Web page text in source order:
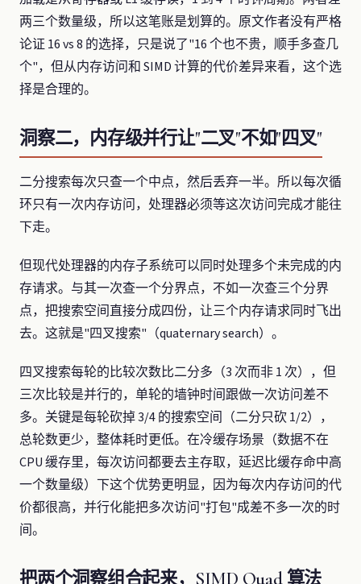
两三个数量级，所以这笔账是划算的。原文作者没有严格
论证 16 vs 8 的选择，只是说了"16 个也不贵，顺手多查几
个"，但从内存访问和 SIMD 计算的代价差异来看，这个选
择是合理的。
洞察二，内存级并行让"二叉"不如"四叉"
二分搜索每次只查一个中点，然后丢弃一半。所以每次循
环只有一次内存访问，处理器必须等这次访问完成才能往
下走。
但现代处理器的内存子系统可以同时处理多个未完成的内
存请求。与其一次查一个分界点，不如一次查三个分界
点，把搜索空间直接分成四份，让三个内存请求同时飞出
去。这就是"四叉搜索"（quaternary search）。
四叉搜索每轮的比较次数比二分多（3 次而非 1 次），但
三次比较是并行的，单轮的墙钟时间跟做一次访问差不
多。关键是每轮砍掉 3/4 的搜索空间（二分只砍 1/2），
总轮数更少，整体耗时更低。在冷缓存场景（数据不在
CPU 缓存里，每次访问都要去主存取，延迟比缓存命中高
一个数量级）下这个优势更明显，因为每次内存访问的代
价都很高，并行化能把多次访问"打包"成差不多一次的时
间。
把两个洞察组合起来，SIMD Quad 算法